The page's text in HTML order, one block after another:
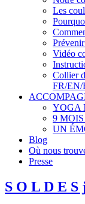
Les
Vidéo
Collier
FR/EN/
YOGA
9 MOIS
UN
Blog
Où nous
Presse
S O L D E S